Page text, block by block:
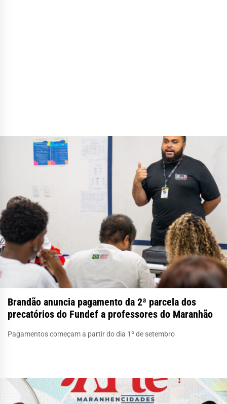
Brandão anuncia pagamento da 2ª parcela dos
precatórios do Fundef a professores do Maranhão
Pagamentos começam a partir do dia 1º de setembro